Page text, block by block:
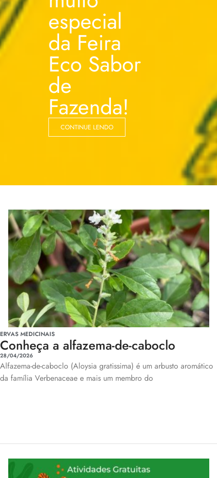
especial
da Feira
Eco Sabor
de
Fazenda!
CONTINUE LENDO
ERVAS MEDICINAIS
Conheça a alfazema-de-caboclo
28/04/2026
Alfazema-de-caboclo (Aloysia gratissima) é um arbusto aromático
da família Verbenaceae e mais um membro do